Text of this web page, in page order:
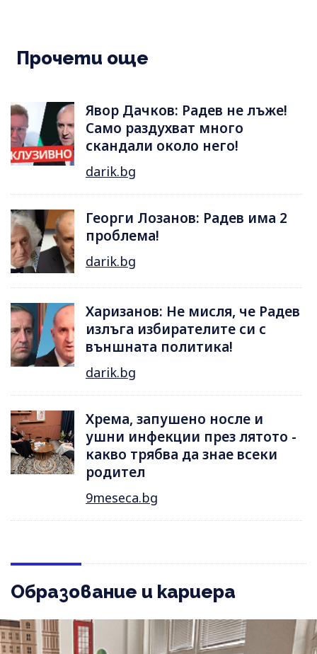
Прочети още
Явор Дачков: Радев не лъже!
Само раздухват много
скандали около него!
darik.bg
Георги Лозанов: Радев има 2
проблема!
darik.bg
Харизанов: Не мисля, че Радев
излъга избирателите си с
външната политика!
darik.bg
Хрема, запушено носле и
ушни инфекции през лятотo -
какво трябва да знае всеки
родител
9meseca.bg
Образование и кариера